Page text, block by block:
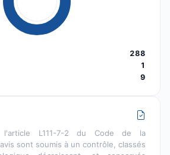
288
1
9
l'article L111-7-2 du Code de la
sont soumis à un contrôle, classés